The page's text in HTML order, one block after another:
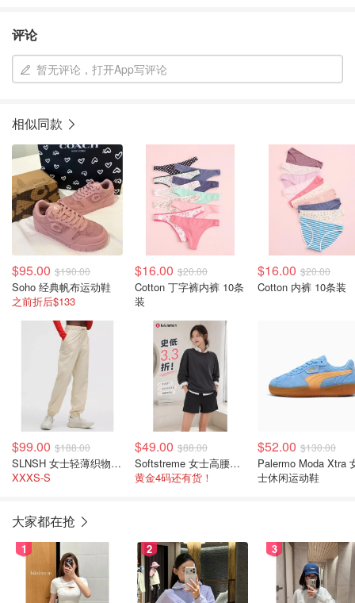
评论
暂无评论，打开App写评论
相似同款
$95.00 $190.00
Soho 经典帆布运动鞋
之前折后$133
$16.00 $20.00
Cotton 丁字裤内裤 10条
装
$16.00 $20.00
Cotton 内裤 10条装
$99.00 $188.00
SLNSH 女士轻薄织物束脚裤
XXXS-S
$49.00 $88.00
Softstreme 女士高腰短裤 4英寸
黄金4码还有货！
$52.00 $130.00
Palermo Moda Xtra
士休闲运动鞋
大家都在抢
1 2 3